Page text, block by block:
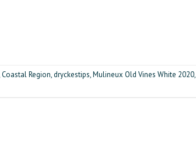
Coastal Region,dryckestips,Mulineux Old Vines White 2020,